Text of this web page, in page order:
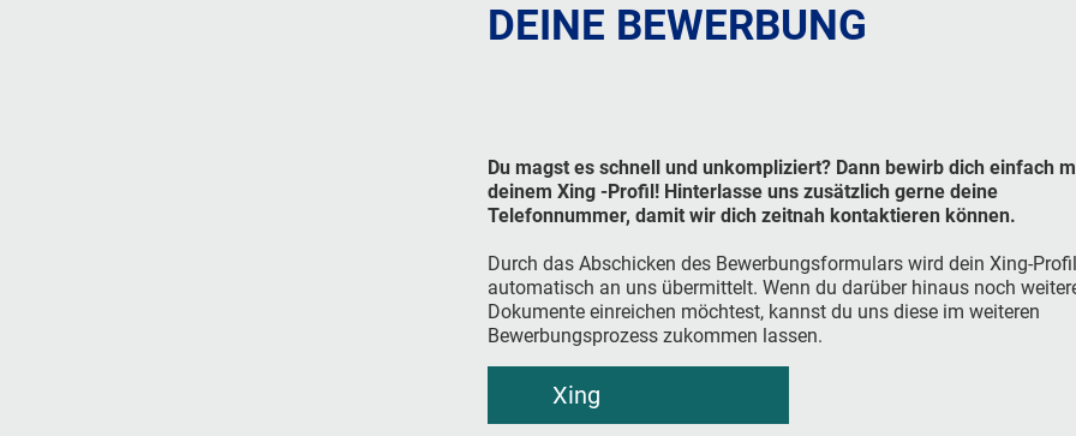
DEINE BEWERBUNG
Du magst es schnell und unkompliziert? Dann bewirb dich einfach
deinem Xing -Profil! Hinterlasse uns zusätzlich gerne deine
Telefonnummer, damit wir dich zeitnah kontaktieren können.
Durch das Abschicken des Bewerbungsformulars wird dein Xing-Profil
automatisch an uns übermittelt. Wenn du darüber hinaus noch
Dokumente einreichen möchtest, kannst du uns diese im weiteren
Bewerbungsprozess zukommen lassen.
Xing